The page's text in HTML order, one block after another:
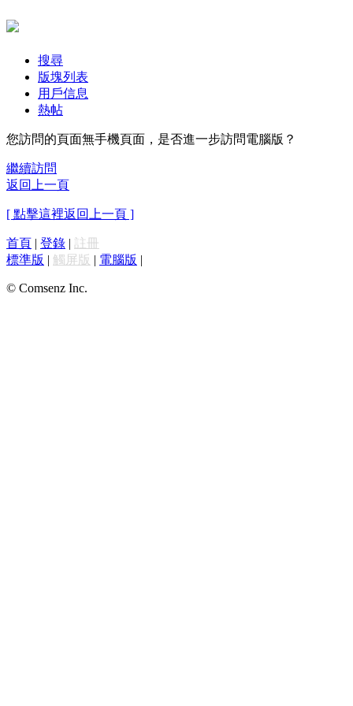
搜尋
版塊列表
用戶信息
熱帖
您訪問的頁面無手機頁面，是否進一步訪問電腦版？
繼續訪問
返回上一頁
[ 點擊這裡返回上一頁 ]
首頁 | 登錄 | 註冊
標準版 | 觸屏版 | 電腦版 |
© Comsenz Inc.